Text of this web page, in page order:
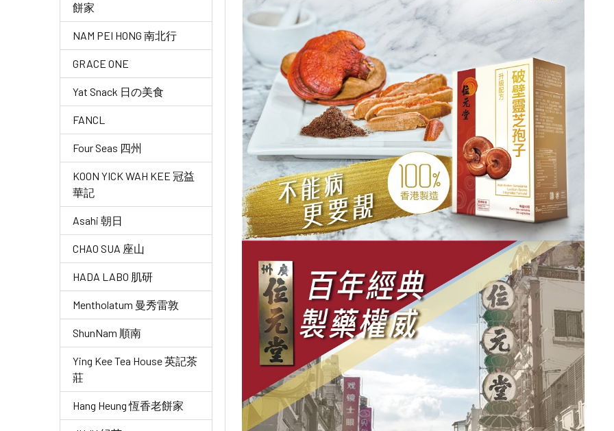
餅家
NAM PEI HONG 南北行
GRACE ONE
Yat Snack 日の美食
FANCL
Four Seas 四州
KOON YICK WAH KEE 冠益
華記
Asahi 朝日
CHAO SUA 座山
HADA LABO 肌研
Mentholatum 曼秀雷敦
ShunNam 順南
Ying Kee Tea House 英記茶
莊
Hang Heung 恆香老餅家